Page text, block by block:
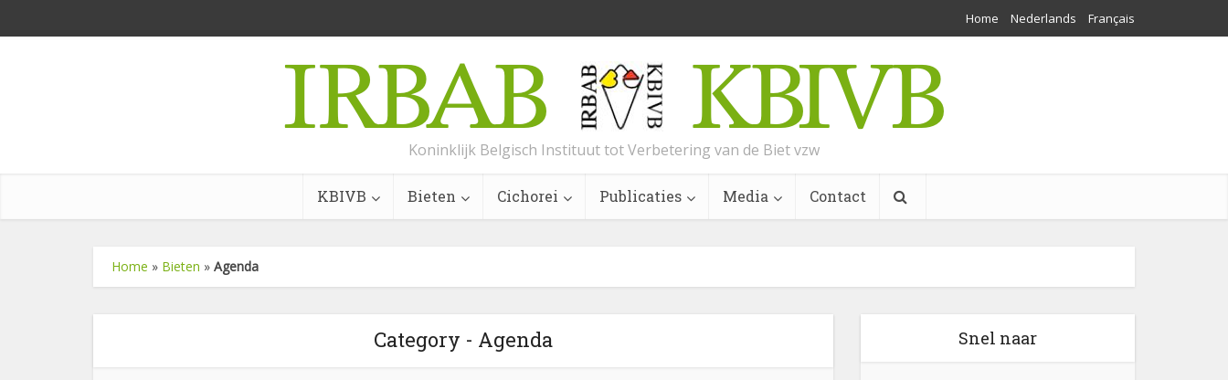
Home Nederlands Français
Koninklijk Belgisch Instituut tot Verbetering van de Biet vzw
KBIVB Bieten Cichorei Publicaties Media Contact
Home » Bieten » Agenda
Category - Agenda Snel naar